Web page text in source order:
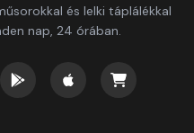
és lelki táplálékkal
nap, 24 órában.